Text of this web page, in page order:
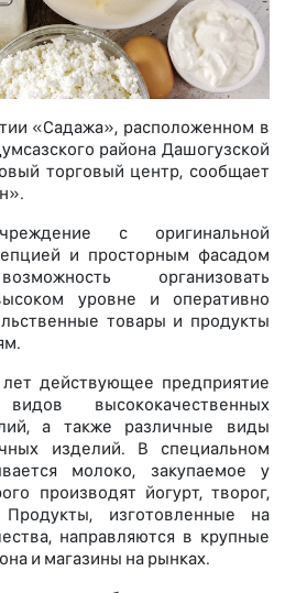
«Садажа», расположенном в
района Дашогузской
торговый центр, сообщает
с оригинальной
и просторным фасадом
организовать
уровне и оперативно
товары и продукты
действующее предприятие
высококачественных
а также различные виды
изделий. В специальном
молоко, закупаемое у
производят йогурт, творог,
изготовленные на
направляются в крупные
и магазины на рынках.